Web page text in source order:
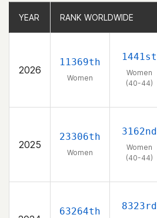
YEAR RANK WORLDWIDE
2026
11369th
Women
1441st
Women
(40-44)
2025
23306th
Women
3162nd
Women
(40-44)
63264th 8323rd
YEAR RANK WORLDWIDE